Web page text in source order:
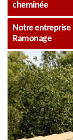
cheminée
Notre entreprise
Ramonage